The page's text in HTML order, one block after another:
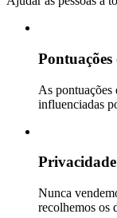
As pontuações
influenciadas
Nunca
recolhemos os